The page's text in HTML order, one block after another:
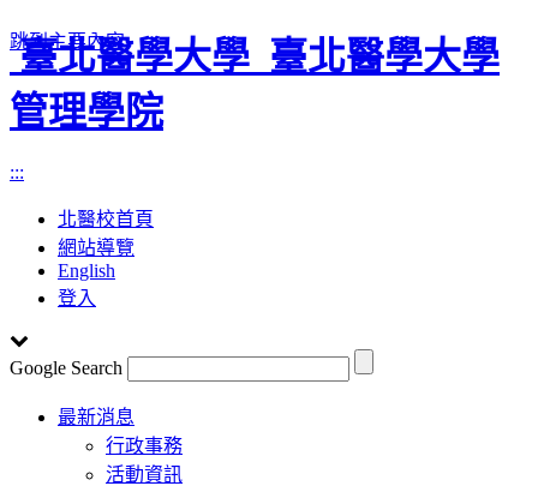
跳到主要內容
臺北醫學大學 臺北醫學大學
管理學院
:::
北醫校首頁
網站導覽
English
登入
Google Search
Toggle
navigation
最新消息
行政事務
活動資訊